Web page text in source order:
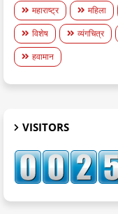
महाराष्ट्र
महिला
विशेष
व्यंगचित्र
हवामान
VISITORS